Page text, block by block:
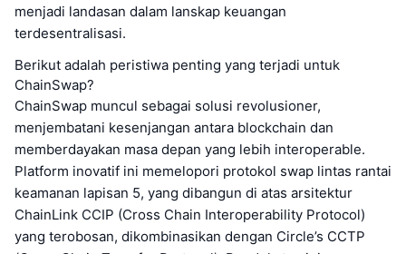
menjadi landasan dalam lanskap keuangan
terdesentralisasi.
Berikut adalah peristiwa penting yang terjadi untuk
ChainSwap?
ChainSwap muncul sebagai solusi revolusioner,
menjembatani kesenjangan antara blockchain dan
memberdayakan masa depan yang lebih interoperable.
Platform inovatif ini memelopori protokol swap lintas rantai
keamanan lapisan 5, yang dibangun di atas arsitektur
ChainLink CCIP (Cross Chain Interoperability Protocol)
yang terobosan, dikombinasikan dengan Circle’s CCTP